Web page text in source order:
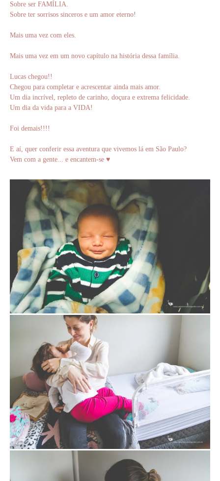
Sobre ser FAMÍLIA.
Sobre ter sorrisos sinceros e um amor eterno!
Mais uma vez com eles.
Mais uma vez em um novo capítulo na história dessa família.
Lucas chegou!!
Chegou para completar e acrescentar ainda mais amor.
Um dia incrível, repleto de carinho, doçura e extrema felicidade.
Um dia da vida para a VIDA!
Foi demais!!!!
E aí, quer conferir essa aventura que vivemos lá em São Paulo?
Vem com a gente... e encantem-se ♥